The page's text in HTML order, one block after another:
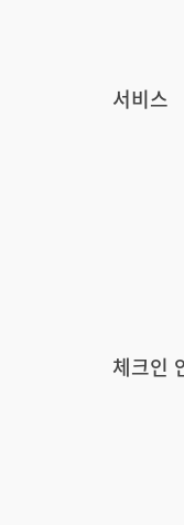
서비스
체크인